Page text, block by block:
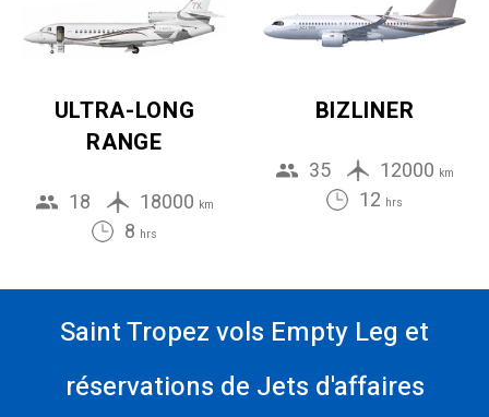
ULTRA-LONG
RANGE
18 18000 km
8 hrs
BIZLINER
35 12000 km
12 hrs
Saint Tropez vols Empty Leg et
réservations de Jets d'affaires